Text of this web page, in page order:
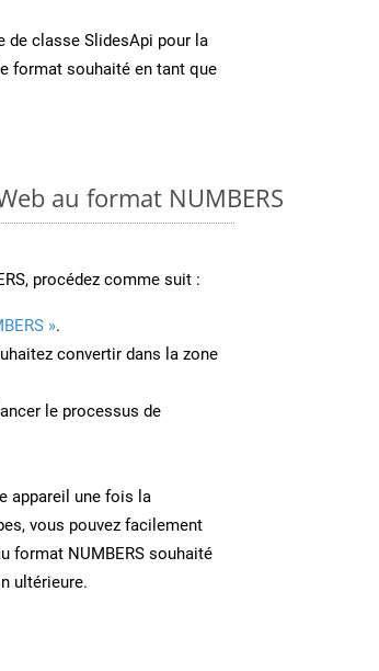
de classe SlidesApi pour la
format souhaité en tant que
au format NUMBERS
procédez comme suit :
».
convertir dans la zone
le processus de
appareil une fois la
vous pouvez facilement
format NUMBERS souhaité
ultérieure.